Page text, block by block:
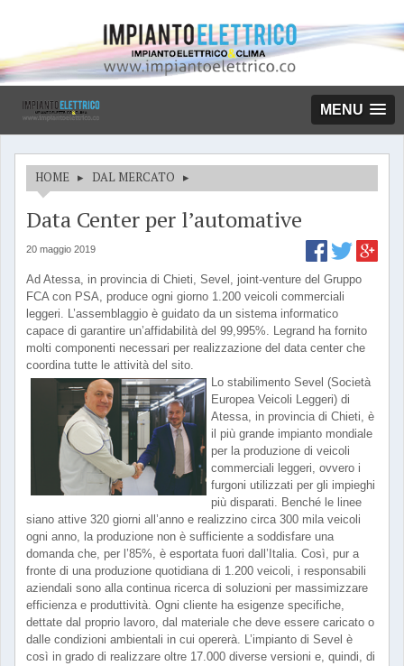
MENU
HOME ▸ DAL MERCATO ▸
Data Center per l’automative
20 maggio 2019
Ad Atessa, in provincia di Chieti, Sevel, joint-venture del Gruppo
FCA con PSA, produce ogni giorno 1.200 veicoli commerciali
leggeri. L’assemblaggio è guidato da un sistema informatico
capace di garantire un’affidabilità del 99,995%. Legrand ha fornito
molti componenti necessari per realizzazione del data center che
coordina tutte le attività del sito.
Lo stabilimento Sevel (Società
Europea Veicoli Leggeri) di
Atessa, in provincia di Chieti, è
il più grande impianto mondiale
per la produzione di veicoli
commerciali leggeri, ovvero i
furgoni utilizzati per gli impieghi
più disparati. Benché le linee
siano attive 320 giorni all’anno e realizzino circa 300 mila veicoli
ogni anno, la produzione non è sufficiente a soddisfare una
domanda che, per l’85%, è esportata fuori dall’Italia. Così, pur a
fronte di una produzione quotidiana di 1.200 veicoli, i responsabili
aziendali sono alla continua ricerca di soluzioni per massimizzare
efficienza e produttività. Ogni cliente ha esigenze specifiche,
dettate dal proprio lavoro, dal materiale che deve essere caricato o
dalle condizioni ambientali in cui opererà. L’impianto di Sevel è
così in grado di realizzare oltre 17.000 diverse versioni e, quindi, di